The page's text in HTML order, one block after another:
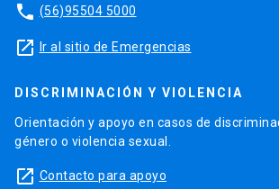
phone (56)95504 5000
launch Ir al sitio de Emergencias
DISCRIMINACIÓN Y VIOLENCIA
Orientación y apoyo en casos de
género o violencia sexual.
launch Contacto para apoyo